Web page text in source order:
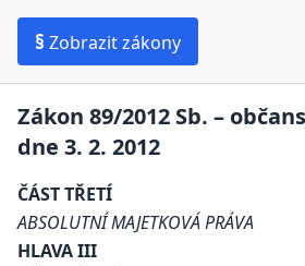
§ Zobrazit zákony
Zákon 89/2012 Sb. –
dne 3. 2. 2012
ČÁST TŘETÍ
ABSOLUTNÍ MAJETKOVÁ PRÁVA
HLAVA III